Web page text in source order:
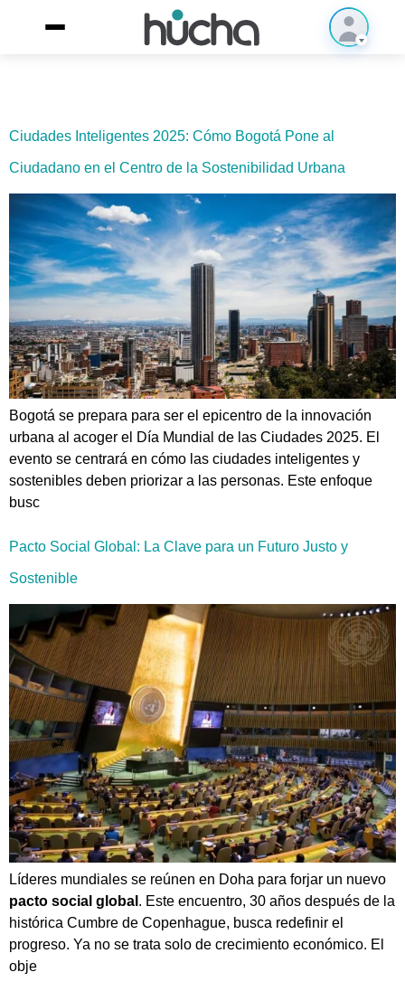
Ciudades Inteligentes 2025: Cómo Bogotá Pone al
Ciudadano en el Centro de la Sostenibilidad Urbana
Bogotá se prepara para ser el epicentro de la innovación
urbana al acoger el Día Mundial de las Ciudades 2025. El
evento se centrará en cómo las ciudades inteligentes y
sostenibles deben priorizar a las personas. Este enfoque
busc
Pacto Social Global: La Clave para un Futuro Justo y
Sostenible
Líderes mundiales se reúnen en Doha para forjar un nuevo
pacto social global . Este encuentro, 30 años después de la
histórica Cumbre de Copenhague, busca redefinir el
progreso. Ya no se trata solo de crecimiento económico. El
obje